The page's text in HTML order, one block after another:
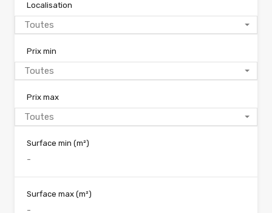
Localisation
Toutes
Prix min
Toutes
Prix max
Toutes
Surface min (m²)
Surface max (m²)